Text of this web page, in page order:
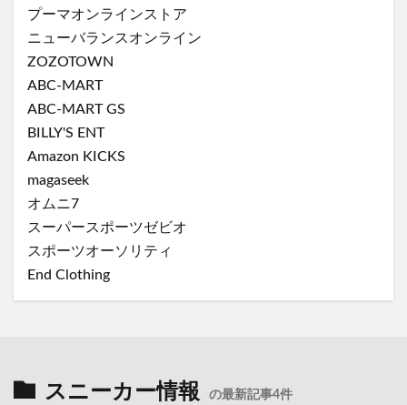
プーマオンラインストア
ニューバランスオンライン
ZOZOTOWN
ABC-MART
ABC-MART GS
BILLY'S ENT
Amazon KICKS
magaseek
オムニ7
スーパースポーツゼビオ
スポーツオーソリティ
End Clothing
スニーカー情報 の最新記事4件